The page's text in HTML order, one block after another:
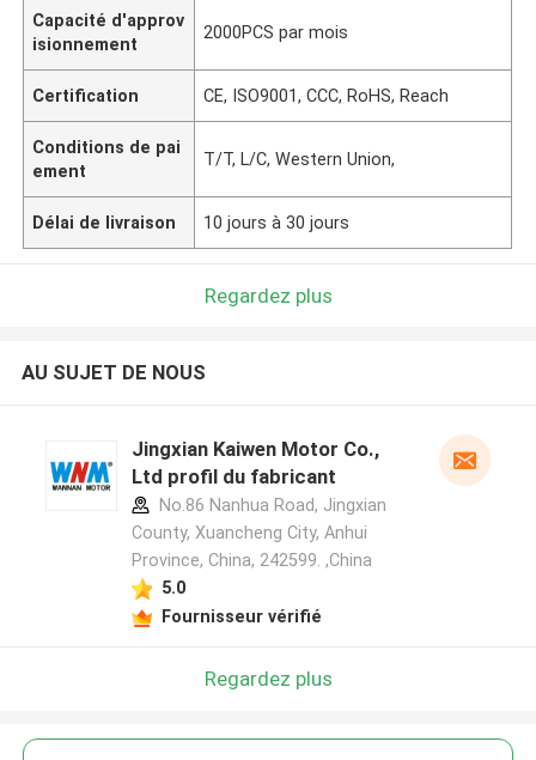
Capacité d'approv
isionnement
2000PCS par mois
Certification CE, ISO9001, CCC, RoHS, Reach
Conditions de pai
ement
T/T, L/C, Western Union,
Délai de livraison 10 jours à 30 jours
Regardez plus
AU SUJET DE NOUS
Jingxian Kaiwen Motor Co.,
Ltd profil du fabricant
No.86 Nanhua Road, Jingxian
County, Xuancheng City, Anhui
Province, China, 242599. ,China
5.0
Fournisseur vérifié
Regardez plus